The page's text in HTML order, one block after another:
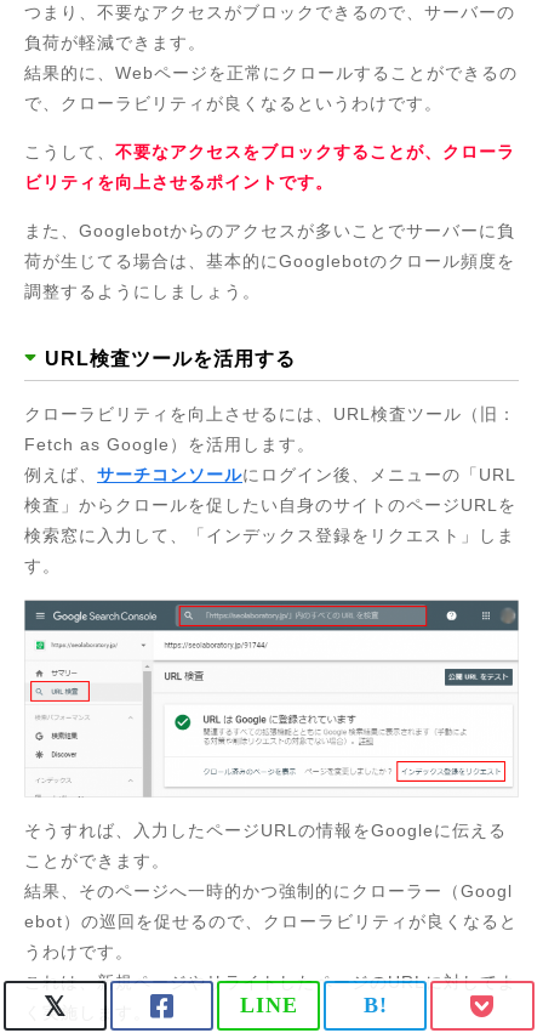
つまり、不要なアクセスがブロックできるので、サーバーの
負荷が軽減できます。
結果的に、Webページを正常にクロールすることができるの
で、クローラビリティが良くなるというわけです。
こうして、 不要なアクセスをブロックすることが、クローラ
ビリティを向上させるポイントです。
また、Googlebotからのアクセスが多いことでサーバーに負
荷が生じてる場合は、基本的にGooglebotのクロール頻度を
調整するようにしましょう。
URL検査ツールを活用する
クローラビリティを向上させるには、URL検査ツール（旧：
Fetch as Google）を活用します。
例えば、 サーチコンソールにログイン後、メニューの「URL
検査」からクロールを促したい自身のサイトのページURLを
検索窓に入力して、「インデックス登録をリクエスト」しま
す。
そうすれば、入力したページURLの情報をGoogleに伝える
ことができます。
結果、そのページへ一時的かつ強制的にクローラー（Googl
ebot）の巡回を促せるので、クローラビリティが良くなると
うわけです。
これは、新規ページやリライトしたページのURLに対してよ
く実施します。
LINE B!